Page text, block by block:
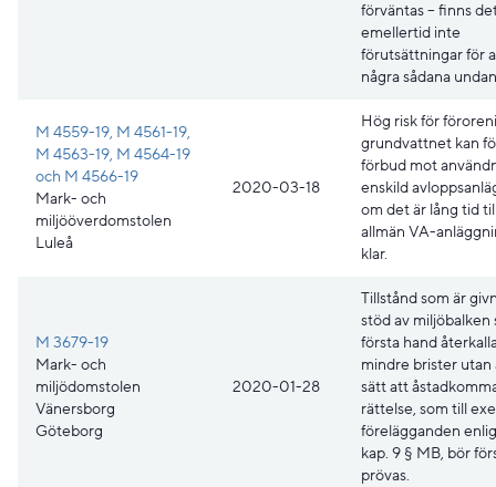
förväntas – finns
emellertid inte
förutsättningar för
några sådana
M 4559-19, M 4561-19,
M 4563-19, M 4564-19
och M 4566-19
Mark- och
miljööverdomstolen
Luleå
2020-03-18
Hög risk för
grundvattnet kan
förbud mot
enskild
om det är lång tid
allmän VA-
klar.
M 3679-19
Mark- och
miljödomstolen
Vänersborg
Göteborg
2020-01-28
Tillstånd som är
stöd av miljöbalken
första hand
mindre brister utan
sätt att
rättelse, som till
förelägganden
kap. 9 § MB, bör
prövas.